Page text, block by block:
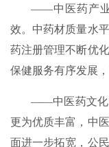
——中医药产业
效。中药材质量水
药注册管理不断优
保健服务有序发展
——中医药文化
更为优质丰富，中
面进一步拓宽，公